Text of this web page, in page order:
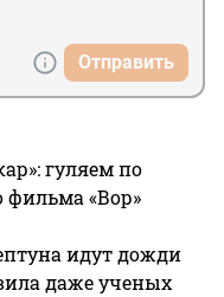
Отправить
гуляем по
фильма «Вор»
идут дожди
даже ученых